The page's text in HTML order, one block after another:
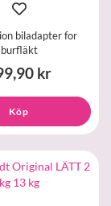
biladapter for
burfläkt
kr
Köp